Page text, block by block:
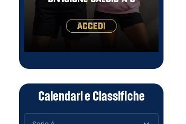
Calendari e Classifiche